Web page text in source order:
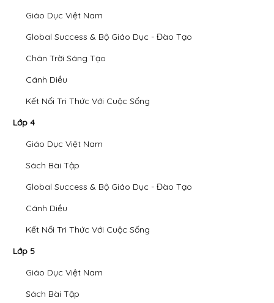
Giáo Dục Việt Nam
Global Success & Bộ Giáo Dục - Đào Tạo
Chân Trời Sáng Tạo
Cánh Diều
Kết Nối Tri Thức Với Cuộc Sống
Lớp 4
Giáo Dục Việt Nam
Sách Bài Tập
Global Success & Bộ Giáo Dục - Đào Tạo
Cánh Diều
Kết Nối Tri Thức Với Cuộc Sống
Lớp 5
Giáo Dục Việt Nam
Sách Bài Tập